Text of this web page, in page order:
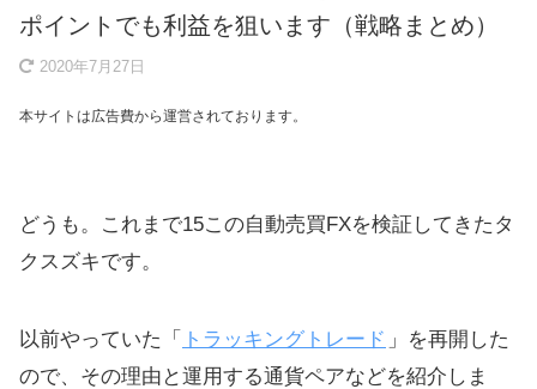
ポイントでも利益を狙います（戦略まとめ）
2020年7月27日
本サイトは広告費から運営されております。
どうも。これまで15この自動売買FXを検証してきたタ
クスズキです。
以前やっていた「 トラッキングトレード 」を再開した
ので、その理由と運用する通貨ペアなどを紹介しま